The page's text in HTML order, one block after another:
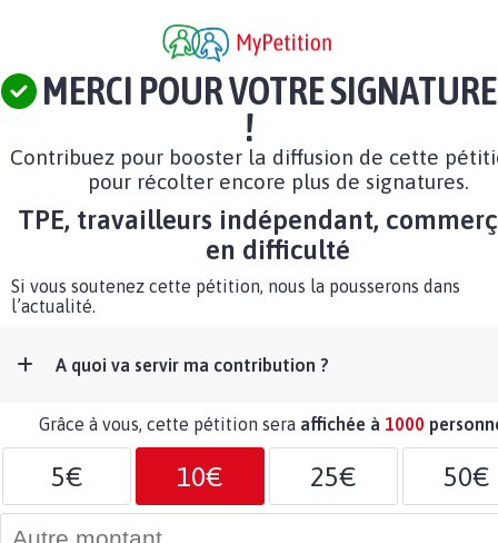
MERCI POUR VOTRE SIGNATURE
!
Contribuez pour booster la diffusion de cette
pour récolter encore plus de signatures.
TPE, travailleurs indépendant,
en difficulté
Si vous soutenez cette pétition, nous la pousserons dans
l’actualité.
A quoi va servir ma contribution ?
Grâce à vous, cette pétition sera affichée à 1000
5€ 10€ 25€ 50€